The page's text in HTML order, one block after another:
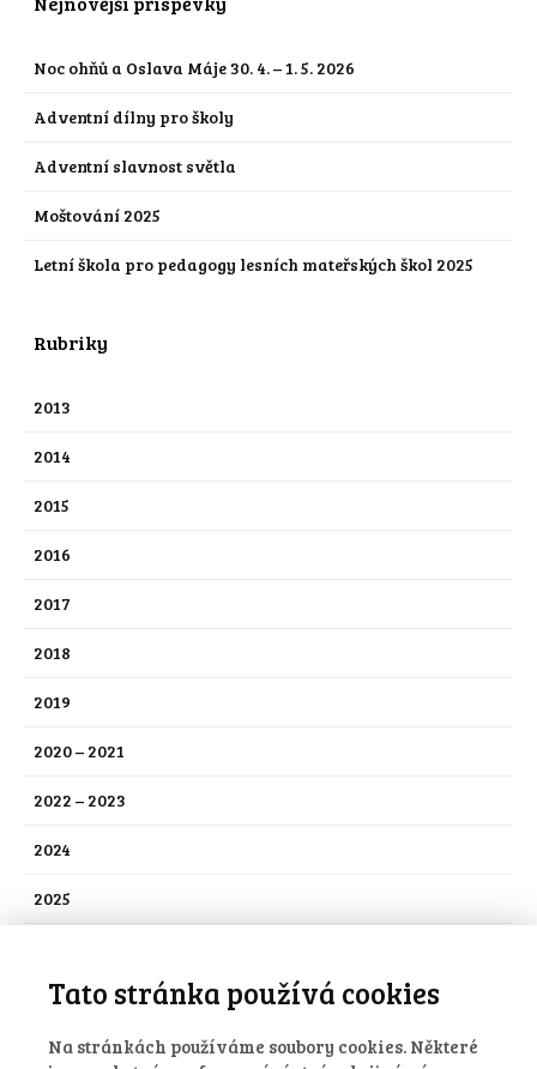
Noc ohňů a Oslava Máje 30. 4. – 1. 5. 2026
Adventní dílny pro školy
Adventní slavnost světla
Moštování 2025
Letní škola pro pedagogy lesních mateřských škol 2025
Rubriky
2013
2014
2015
2016
2017
2018
2019
2020 – 2021
2022 – 2023
2024
2025
Nezařazené
Stalo se
Tato stránka používá cookies
Na stránkách používáme soubory cookies. Některé